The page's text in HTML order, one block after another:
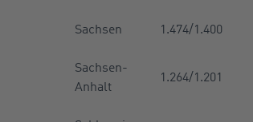
Sachsen 1.474/1.400
Sachsen-
Anhalt
1.264/1.201